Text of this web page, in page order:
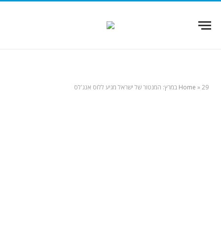
Home »29 במרץ: המנטור של ישראל מגיע ללוס אנג'לס